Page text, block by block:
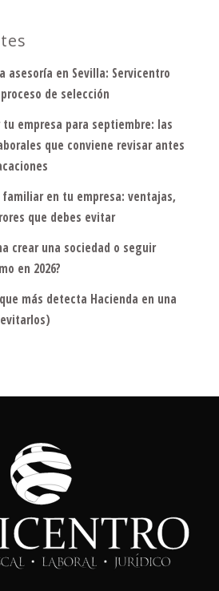
asesoría en Sevilla: Servicentro
de selección
tu empresa para septiembre: las
que conviene revisar antes
en tu empresa: ventajas,
que debes evitar
crear una sociedad o seguir
en 2026?
más detecta Hacienda en una